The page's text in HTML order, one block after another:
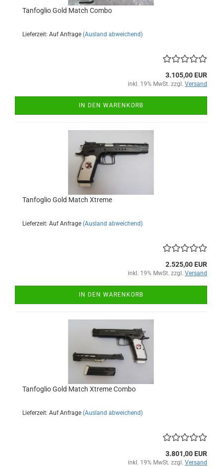
Tanfoglio Gold Match Combo
Lieferzeit: Auf Anfrage (Ausland abweichend)
3.105,00 EUR
inkl. 19% MwSt. zzgl. Versand
IN DEN WARENKORB
Tanfoglio Gold Match Xtreme
Lieferzeit: Auf Anfrage (Ausland abweichend)
2.525,00 EUR
inkl. 19% MwSt. zzgl. Versand
IN DEN WARENKORB
Tanfoglio Gold Match Xtreme Combo
Lieferzeit: Auf Anfrage (Ausland abweichend)
3.801,00 EUR
inkl. 19% MwSt. zzgl. Versand